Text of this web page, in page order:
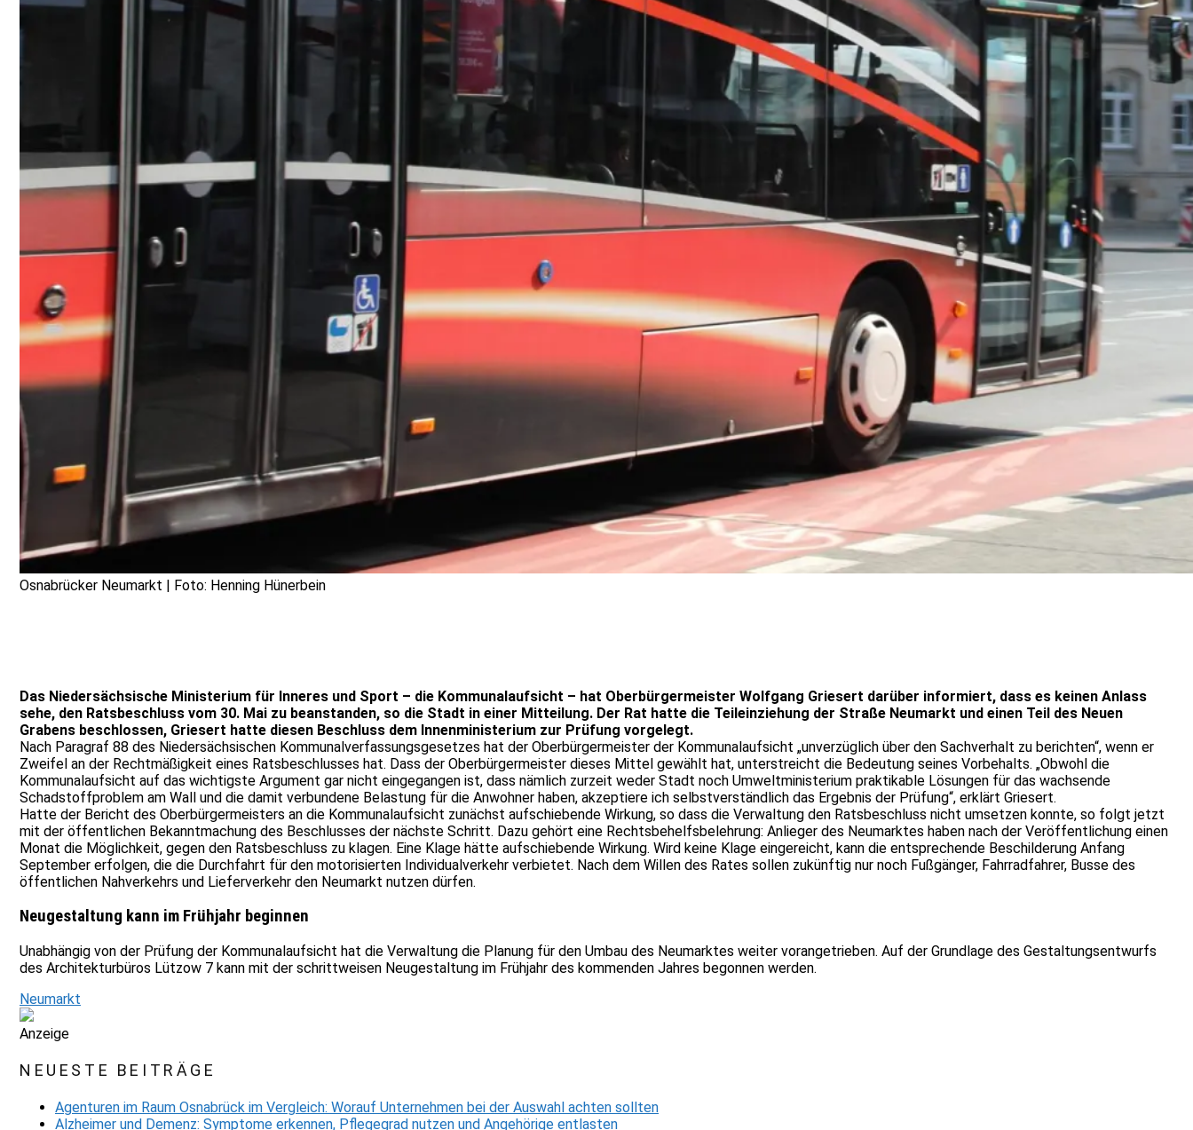
Osnabrücker Neumarkt | Foto: Henning Hünerbein
Das Niedersächsische Ministerium für Inneres und Sport – die Kommunalaufsicht – hat Oberbürgermeister Wolfgang Griesert darüber informiert, dass es keinen Anlass
sehe, den Ratsbeschluss vom 30. Mai zu beanstanden, so die Stadt in einer Mitteilung. Der Rat hatte die Teileinziehung der Straße Neumarkt und einen Teil des Neuen
Grabens beschlossen, Griesert hatte diesen Beschluss dem Innenministerium zur Prüfung vorgelegt.
Nach Paragraf 88 des Niedersächsischen Kommunalverfassungsgesetzes hat der Oberbürgermeister der Kommunalaufsicht „unverzüglich über den Sachverhalt zu berichten“, wenn er
Zweifel an der Rechtmäßigkeit eines Ratsbeschlusses hat. Dass der Oberbürgermeister dieses Mittel gewählt hat, unterstreicht die Bedeutung seines Vorbehalts. „Obwohl die
Kommunalaufsicht auf das wichtigste Argument gar nicht eingegangen ist, dass nämlich zurzeit weder Stadt noch Umweltministerium praktikable Lösungen für das wachsende
Schadstoffproblem am Wall und die damit verbundene Belastung für die Anwohner haben, akzeptiere ich selbstverständlich das Ergebnis der Prüfung“, erklärt Griesert.
Hatte der Bericht des Oberbürgermeisters an die Kommunalaufsicht zunächst aufschiebende Wirkung, so dass die Verwaltung den Ratsbeschluss nicht umsetzen konnte, so folgt jetzt
mit der öffentlichen Bekanntmachung des Beschlusses der nächste Schritt. Dazu gehört eine Rechtsbehelfsbelehrung: Anlieger des Neumarktes haben nach der Veröffentlichung einen
Monat die Möglichkeit, gegen den Ratsbeschluss zu klagen. Eine Klage hätte aufschiebende Wirkung. Wird keine Klage eingereicht, kann die entsprechende Beschilderung Anfang
September erfolgen, die die Durchfahrt für den motorisierten Individualverkehr verbietet. Nach dem Willen des Rates sollen zukünftig nur noch Fußgänger, Fahrradfahrer, Busse des
öffentlichen Nahverkehrs und Lieferverkehr den Neumarkt nutzen dürfen.
Neugestaltung kann im Frühjahr beginnen
Unabhängig von der Prüfung der Kommunalaufsicht hat die Verwaltung die Planung für den Umbau des Neumarktes weiter vorangetrieben. Auf der Grundlage des Gestaltungsentwurfs
des Architekturbüros Lützow 7 kann mit der schrittweisen Neugestaltung im Frühjahr des kommenden Jahres begonnen werden.
Neumarkt
Anzeige
NEUESTE BEITRÄGE
Agenturen im Raum Osnabrück im Vergleich: Worauf Unternehmen bei der Auswahl achten sollten
Alzheimer und Demenz: Symptome erkennen, Pflegegrad nutzen und Angehörige entlasten